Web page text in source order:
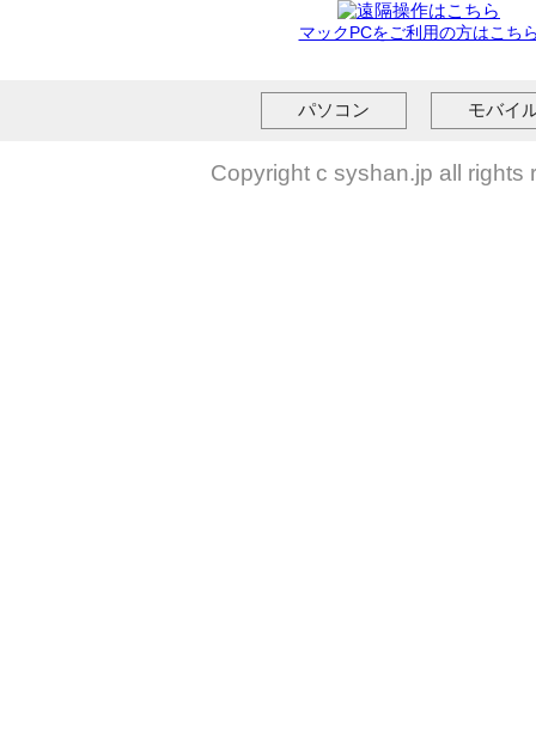
マックPCをご利用の方はこち
パソコン モバイ
Copyright c syshan.jp all rights